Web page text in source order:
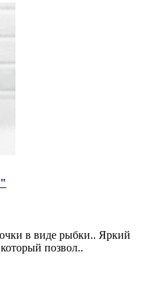
в виде рыбки.. Яркий
который позвол..